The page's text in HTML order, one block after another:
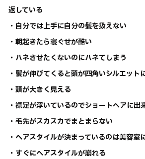
返している
・自分では上手に自分の髪を扱えない
・朝起きたら寝ぐせが酷い
・ハネさせたくないのにハネてしまう
・髪が伸びてくると頭が四角いシルエット
・頭が大きく見える
・襟足が浮いているのでショートヘアに出
・毛先がスカスカでまとまらない
・ヘアスタイルが決まっているのは美容室
・すぐにヘアスタイルが崩れる